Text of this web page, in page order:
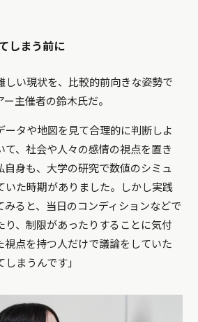
しまう前に
しい現状を、比較的前向きな姿勢で
主催者の鈴木氏だ。
ータや地図を見て合理的に判断しよ
て、社会や人々の感情の視点を置き
自身も、大学の研究で数値のシミュ
いた時期がありました。しかし実践
みると、当日のコンディションなどで
り、制限があったりすることに気付
視点を持つ人だけで議論をしていた
まうんです」